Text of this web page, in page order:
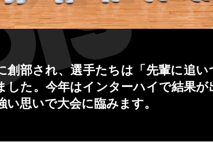
創部され、選手たちは「先輩に追
した。今年はインターハイで結果
い思いで大会に臨みます。